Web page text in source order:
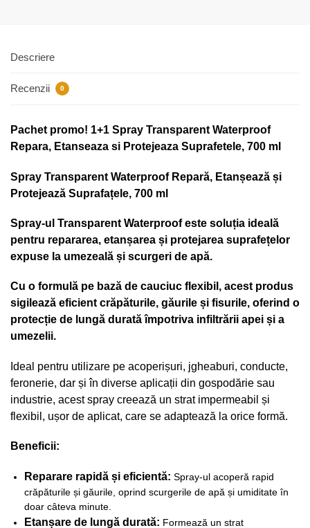
Descriere
Recenzii 0
Pachet promo! 1+1 Spray Transparent Waterproof
Repara, Etanseaza si Protejeaza Suprafetele, 700 ml
Spray Transparent Waterproof Repară, Etanșează și
Protejează Suprafațele, 700 ml
Spray-ul Transparent Waterproof este soluția ideală
pentru repararea, etanșarea și protejarea suprafețelor
expuse la umezeală și scurgeri de apă.
Cu o formulă pe bază de cauciuc flexibil, acest produs
sigilează eficient crăpăturile, găurile și fisurile, oferind o
protecție de lungă durată împotriva infiltrării apei și a
umezelii.
Ideal pentru utilizare pe acoperișuri, jgheaburi, conducte,
feronerie, dar și în diverse aplicații din gospodărie sau
industrie, acest spray creează un strat impermeabil și
flexibil, ușor de aplicat, care se adaptează la orice formă.
Beneficii:
Reparare rapidă și eficientă: Spray-ul acoperă rapid
crăpăturile și găurile, oprind scurgerile de apă și umiditate în
doar câteva minute.
Etanșare de lungă durată: Formează un strat